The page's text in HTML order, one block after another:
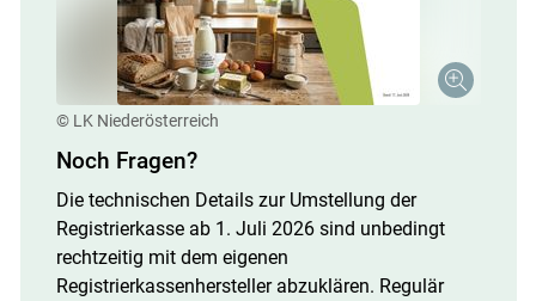
© LK Niederösterreich
Noch Fragen?
Die technischen Details zur Umstellung der
Registrierkasse ab 1. Juli 2026 sind unbedingt
rechtzeitig mit dem eigenen
Registrierkassenhersteller abzuklären. Regulär